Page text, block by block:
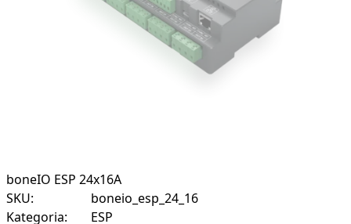
boneIO ESP 24x16A
SKU:
boneio_esp_24_16
Kategoria:
ESP